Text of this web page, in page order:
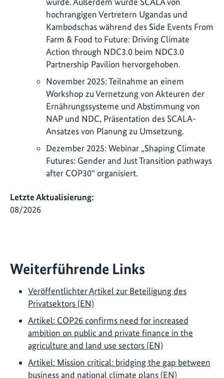
hochrangigen Vertretern Ugandas und
Kambodschas während des Side Events From
Farm & Food to Future: Driving Climate
Action through NDC3.0 beim NDC3.0
Partnership Pavilion hervorgehoben.
November 2025: Teilnahme an einem
Workshop zu Vernetzung von Akteuren der
Ernährungssysteme und Abstimmung von
NAP und NDC, Präsentation des SCALA-
Ansatzes von Planung zu Umsetzung.
Dezember 2025: Webinar „Shaping Climate
Futures: Gender and Just Transition pathways
after COP30“ organisiert.
Letzte Aktualisierung:
08/2026
Weiterführende Links
Veröffentlichter Artikel zur Beteiligung des
Privatsektors (EN)
Artikel: COP26 confirms need for increased
ambition on public and private finance in the
agriculture and land use sectors (EN)
Artikel: Mission critical: bridging the gap between
business and national climate plans (EN)